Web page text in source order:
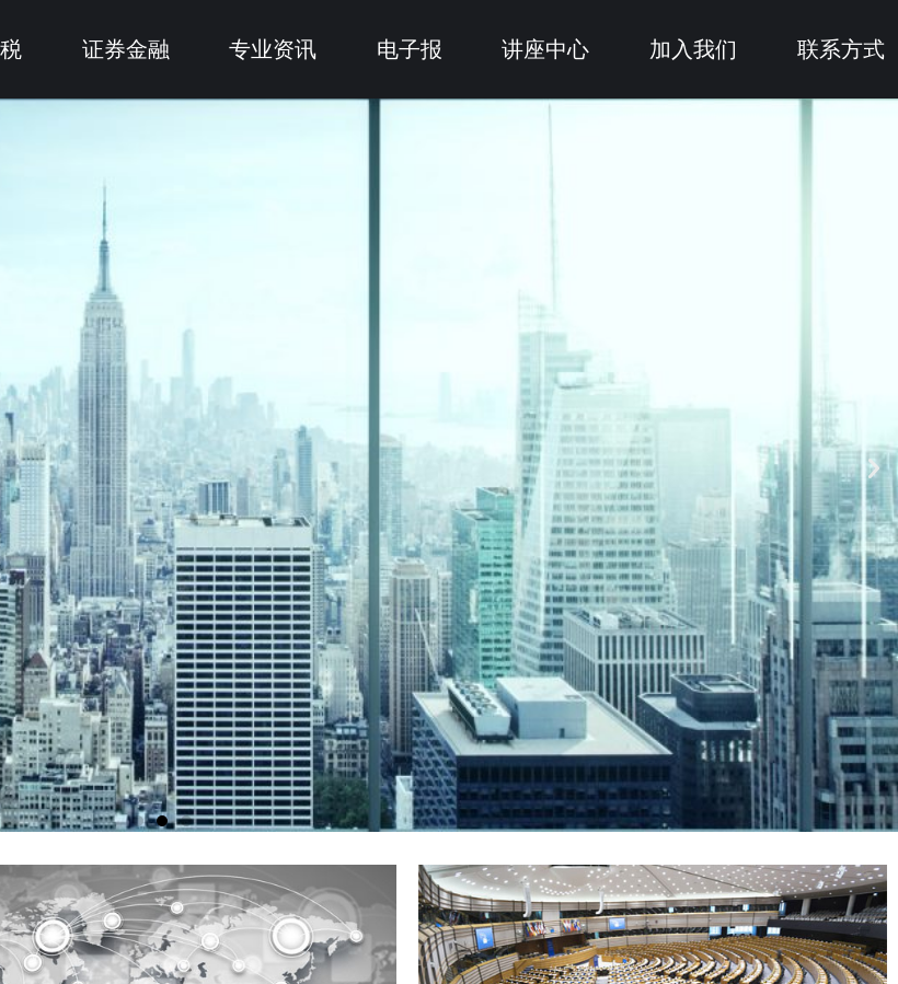
证券金融 专业资讯 电子报 讲座中心 加入我们 联系方式